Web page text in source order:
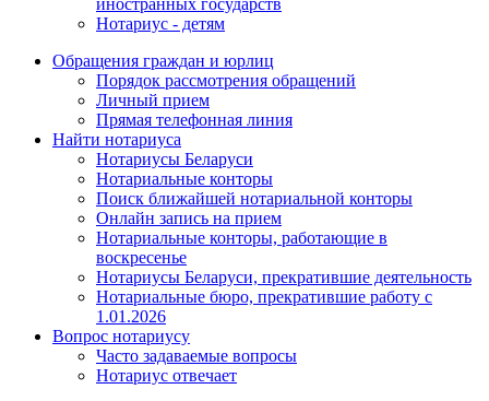
Нотариус - детям
Обращения граждан и юрлиц
Порядок рассмотрения обращений
Личный прием
Прямая телефонная линия
Найти нотариуса
Нотариусы Беларуси
Нотариальные конторы
Поиск ближайшей нотариальной конторы
Онлайн запись на прием
Нотариальные конторы, работающие в
воскресенье
Нотариусы Беларуси, прекратившие деятельность
Нотариальные бюро, прекратившие работу с
1.01.2026
Вопрос нотариусу
Часто задаваемые вопросы
Нотариус отвечает